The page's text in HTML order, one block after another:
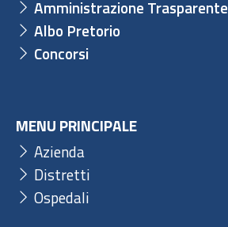
Amministrazione Trasparente
Albo Pretorio
Concorsi
MENU PRINCIPALE
Azienda
Distretti
Ospedali